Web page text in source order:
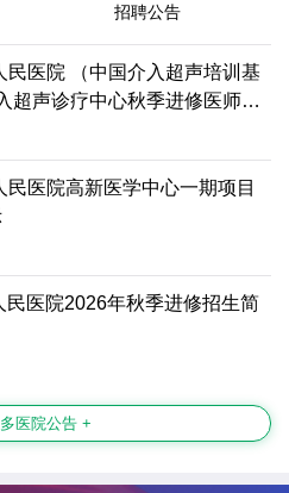
招聘公告
民医院 （中国介入超声培训基
超声诊疗中心秋季进修医师招
民医院高新医学中心一期项目
民医院2026年秋季进修招生简
医院公告 +